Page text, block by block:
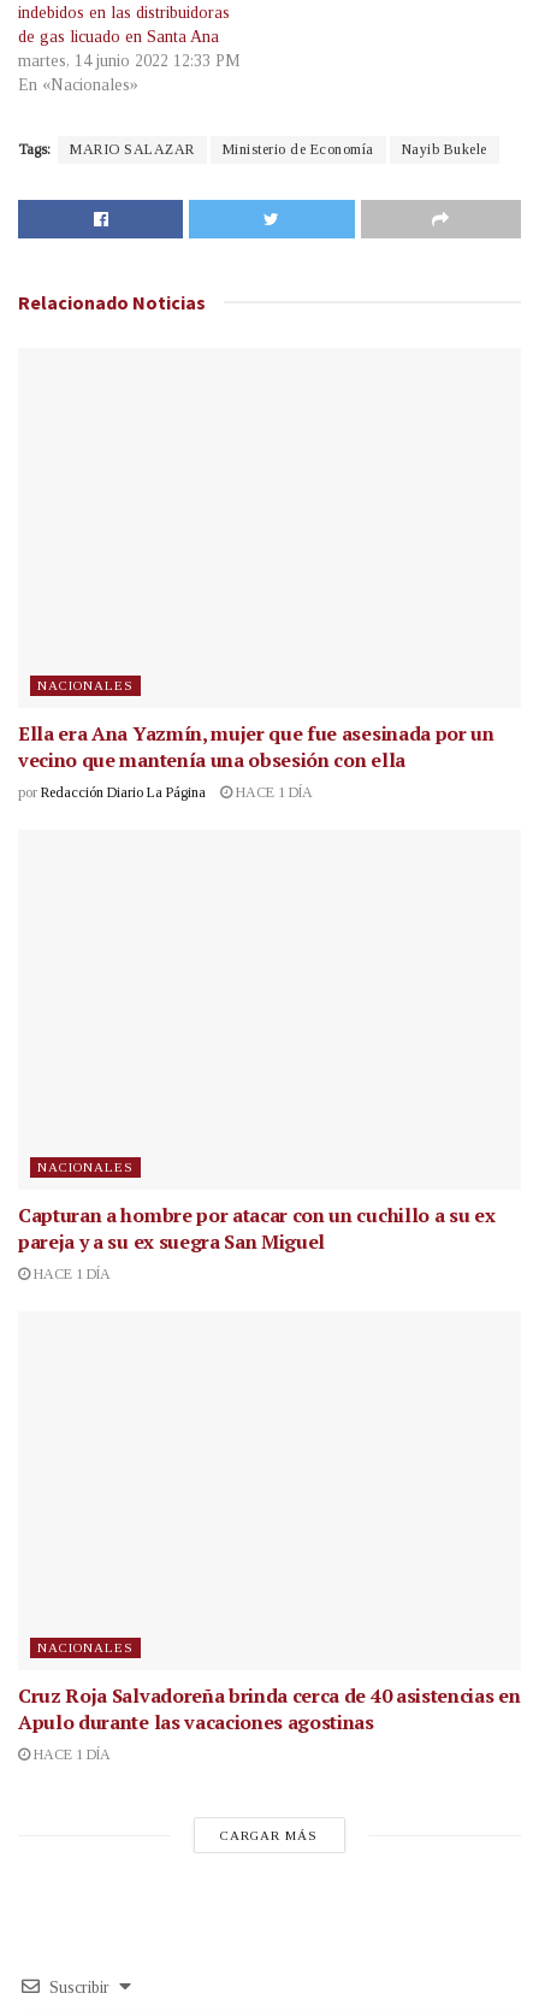
indebidos en las distribuidoras
de gas licuado en Santa Ana
martes, 14 junio 2022 12:33 PM
En «Nacionales»
Tags: MARIO SALAZAR Ministerio de Economía Nayib Bukele
Relacionado Noticias
NACIONALES
Ella era Ana Yazmín, mujer que fue asesinada por un
vecino que mantenía una obsesión con ella
por Redacción Diario La Página HACE 1 DÍA
NACIONALES
Capturan a hombre por atacar con un cuchillo a su ex
pareja y a su ex suegra San Miguel
HACE 1 DÍA
NACIONALES
Cruz Roja Salvadoreña brinda cerca de 40 asistencias en
Apulo durante las vacaciones agostinas
HACE 1 DÍA
CARGAR MÁS
Suscribir